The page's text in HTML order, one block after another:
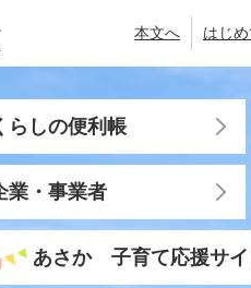
本文へ はじ
らしの便利帳
業・事業者
あさか 子育て応援サイ